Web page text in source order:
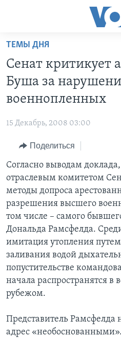
Перейти
основной
контент
Перейти
основной
навигации
Перейти
поиск
ПРОГРАММЫ
ИТОГИ
ПОЧЕМУ ЭТО ВАЖНО?
ДИСКУССИЯ VOA
НЬЮ-ЙОРК NEW YORK
АМЕРИКА. БОЛЬШОЕ
ПРОЕКТЫ
НАША АМЕРИКАНСКАЯ
А КАК В АМЕРИКЕ?
АРТЕФАКТЫ
ТЕСТЫ
ИНТЕРВЬЮ
ФАКТЫ ПРОТИВ ФЕЙКОВ
ЗА СВОБОДУ ПРЕССЫ
УЧИМ АНГЛИЙСКИЙ
ВИДЕО
ПОДПИСКА НА НОВОСТИ
Learning English
Языки
ТЕМЫ ДНЯ
Сенат критикует
Буша за
военнопленных
15 Декабрь, 2008 03:00
Поделиться
Согласно выводам
отраслевым комитетом
методы допроса
разрешения высшего
том числе – самого
Дональда Рамсфелда.
имитация утопления
заливания водой
попустительстве
начала распространятся
рубежом.
Представитель Рамсфелда
адрес «необоснованными».